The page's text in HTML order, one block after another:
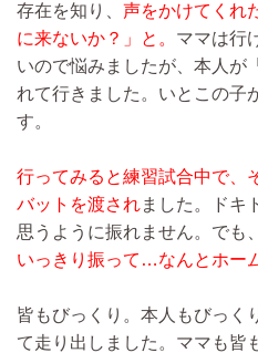
存在を知り、 声をかけてくれ
に来ないか？」と。 ママは行
いので悩みましたが、本人が
れて行きました。いとこの子
す。
行ってみると練習試合中で、
バットを渡されました。ドキ
思うように振れません。でも
いっきり振って…なんとホー
皆もびっくり。本人もびっく
て走り出しました。ママも